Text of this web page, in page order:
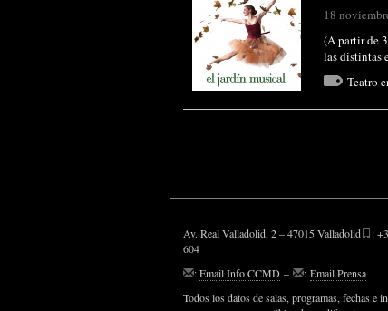
18
(A partir de
las distintas
Teatro
Av. Real Valladolid, 2 – 47015 Valladolid
:
604
:Email Info CCMD – : Email Prensa
Todos los datos de salas, programas, fechas e